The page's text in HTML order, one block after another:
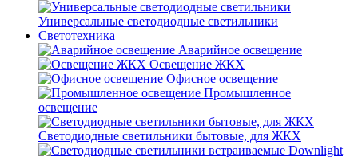
Универсальные светодиодные светильники
Светотехника
Аварийное освещение
Освещение ЖКХ
Офисное освещение
Промышленное
освещение
Светодиодные светильники бытовые, для ЖКХ